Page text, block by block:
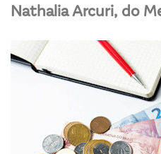
Nathalia Arcuri, do